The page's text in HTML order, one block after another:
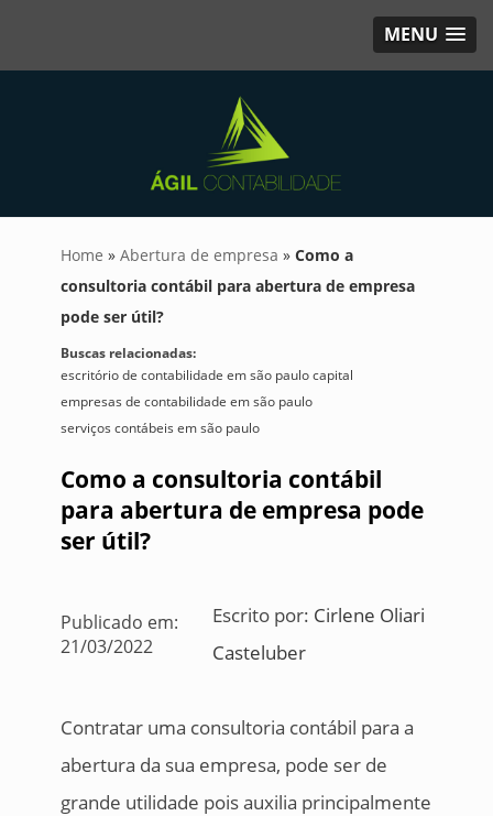
MENU
Home » Abertura de empresa » Como a
consultoria contábil para abertura de empresa
pode ser útil?
Buscas relacionadas:
escritório de contabilidade em são paulo capital
empresas de contabilidade em são paulo
serviços contábeis em são paulo
Como a consultoria contábil
para abertura de empresa pode
ser útil?
Publicado em:
21/03/2022
Escrito por: Cirlene Oliari
Casteluber
Contratar uma consultoria contábil para a
abertura da sua empresa, pode ser de
grande utilidade pois auxilia principalmente